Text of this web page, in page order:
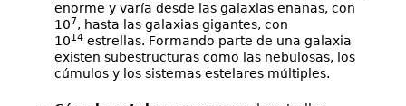
enorme y varía desde las galaxias enanas, con
107, hasta las galaxias gigantes, con
1014 estrellas. Formando parte de una galaxia
existen subestructuras como las nebulosas, los
cúmulos y los sistemas estelares múltiples.